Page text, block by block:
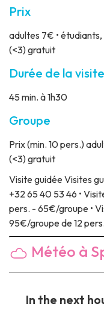
Prix
adultes 7€ •
(<3) gratuit
Durée de la visite
45 min. à 1h30
Groupe
Prix(min. 10 pers.)
(<3) gratuit
Visite guidéeVisites
+32 65 40 53 46 •
pers. - 65€/groupe •
95€/groupe de 12 pers.
Météo à
In the next